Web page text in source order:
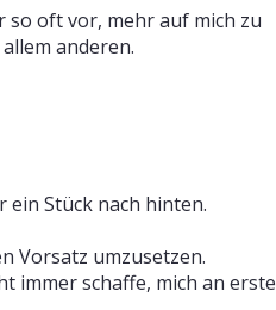
so oft vor, mehr auf mich zu
anderen.
ein Stück nach hinten.
Vorsatz umzusetzen.
immer schaffe, mich an erste